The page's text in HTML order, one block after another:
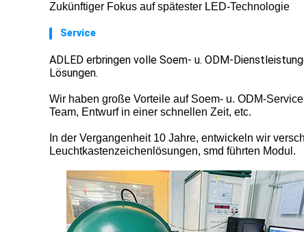
Zukünftiger Fokus auf spätester LED-Technologie
Service
ADLED erbringen volle Soem- u. ODM-
Lösungen.
Wir haben große Vorteile auf Soem- u. ODM-
Team, Entwurf in einer schnellen Zeit, etc.
In der Vergangenheit 10 Jahre, entwickeln wir
Leuchtkastenzeichenlösungen, smd führten Modul.